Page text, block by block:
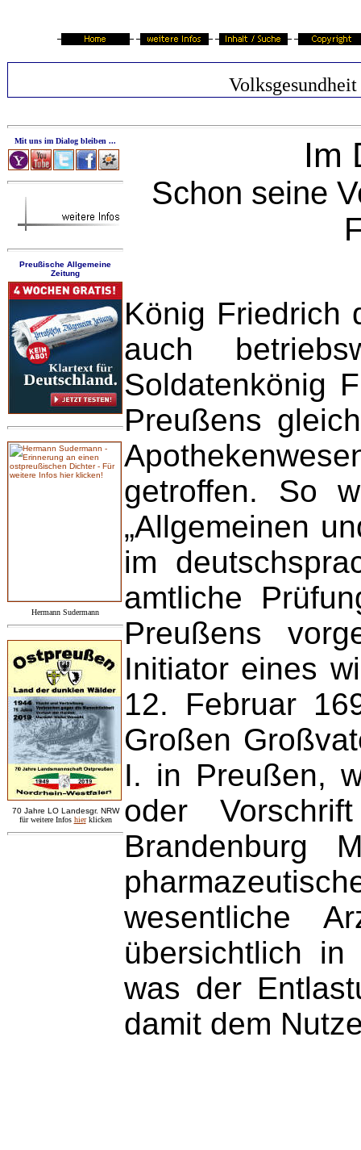
Volksgesundheit
Mit uns im Dialog bleiben ...
Preußische Allgemeine
Zeitung
Hermann Sudermann
70 Jahre LO Landesgr. NRW
für weitere Infos hier klicken
Im
Schon seine
König Friedrich
auch
Soldatenkönig
Preußens
getroffen. So
„Allgemeinen
im
amtliche
Preußens
Initiator eines
12. Februar
Großen
I. in Preußen,
oder
Brandenburg
wesentliche
übersichtlich in
was der
damit dem